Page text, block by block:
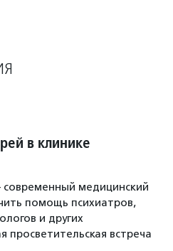
в клинике
медицинский
помощь психиатров,
и других
просветительская встреча